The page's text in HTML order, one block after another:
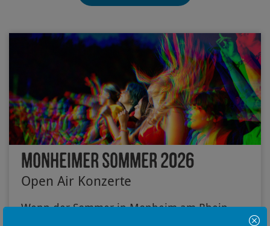
Monheimer Sommer 2026
Open Air Konzerte
Wenn der Sommer in Monheim am Rhein